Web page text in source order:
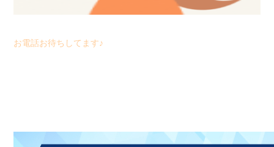
お電話お待ちしてます♪